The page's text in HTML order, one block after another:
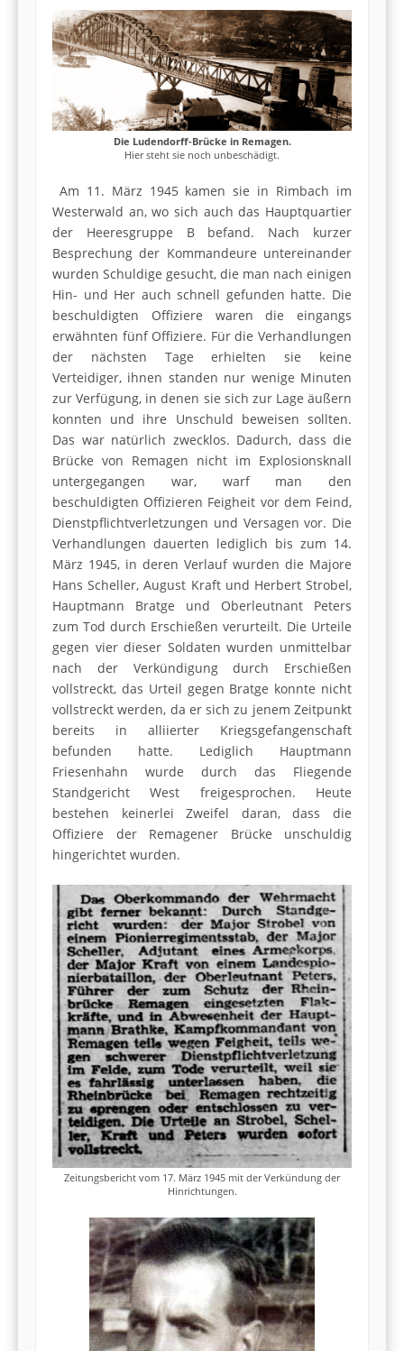
Die Ludendorff-Brücke in Remagen.
Hier steht sie noch unbeschädigt.
Am 11. März 1945 kamen sie in Rimbach im
Westerwald an, wo sich auch das Hauptquartier
der Heeresgruppe B befand. Nach kurzer
Besprechung der Kommandeure untereinander
wurden Schuldige gesucht, die man nach einigen
Hin- und Her auch schnell gefunden hatte. Die
beschuldigten Offiziere waren die eingangs
erwähnten fünf Offiziere. Für die Verhandlungen
der nächsten Tage erhielten sie keine
Verteidiger, ihnen standen nur wenige Minuten
zur Verfügung, in denen sie sich zur Lage äußern
konnten und ihre Unschuld beweisen sollten.
Das war natürlich zwecklos. Dadurch, dass die
Brücke von Remagen nicht im Explosionsknall
untergegangen war, warf man den
beschuldigten Offizieren Feigheit vor dem Feind,
Dienstpflichtverletzungen und Versagen vor. Die
Verhandlungen dauerten lediglich bis zum 14.
März 1945, in deren Verlauf wurden die Majore
Hans Scheller, August Kraft und Herbert Strobel,
Hauptmann Bratge und Oberleutnant Peters
zum Tod durch Erschießen verurteilt. Die Urteile
gegen vier dieser Soldaten wurden unmittelbar
nach der Verkündigung durch Erschießen
vollstreckt, das Urteil gegen Bratge konnte nicht
vollstreckt werden, da er sich zu jenem Zeitpunkt
bereits in alliierter Kriegsgefangenschaft
befunden hatte. Lediglich Hauptmann
Friesenhahn wurde durch das Fliegende
Standgericht West freigesprochen. Heute
bestehen keinerlei Zweifel daran, dass die
Offiziere der Remagener Brücke unschuldig
hingerichtet wurden.
Zeitungsbericht vom 17. März 1945 mit der Verkündung der
Hinrichtungen.